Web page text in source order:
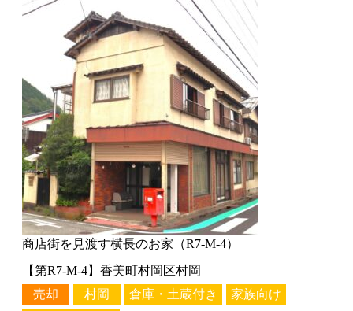
商店街を見渡す横長のお家（R7-M-4）
【第R7-M-4】香美町村岡区村岡
売却
村岡 倉庫・土蔵付き 家族向け